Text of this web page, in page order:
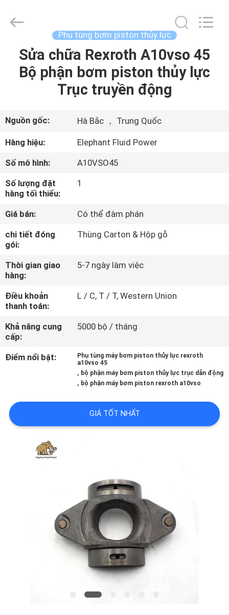
TRANG
CHỦ
SẢN
PHẨM
CHÚNG
TÔI
THAM
NHÀ
MÁY
KIỂM
SOÁT
CHẤT
LIÊN
HỆ
CHÚNG
Elephant
Reserved.
Phụ tùng bơm piston thủy lực
Sửa chữa Rexroth A10vso 45
Bộ phận bơm piston thủy lực
Trục truyền động
Nguồn gốc: Hà Bắc ， Trung Quốc
Hàng hiệu:
Elephant Fluid Power
Số mô hình:
A10VSO45
Số lượng đặt
hàng tối thiểu:
1
Giá bán:
Có thể đàm phán
chi tiết đóng
gói:
Thùng Carton & Hộp gỗ
Thời gian giao
hàng:
5-7 ngày làm việc
Điều khoản
thanh toán:
L / C, T / T, Western Union
Khả năng cung
cấp:
5000 bộ / tháng
Điểm nổi bật:
Phụ tùng máy bơm piston thủy lực rexroth
a10vso 45
, bộ phận máy bơm piston thủy lực trục dẫn động
, bộ phận máy bơm piston rexroth a10vso
GIÁ TỐT NHẤT